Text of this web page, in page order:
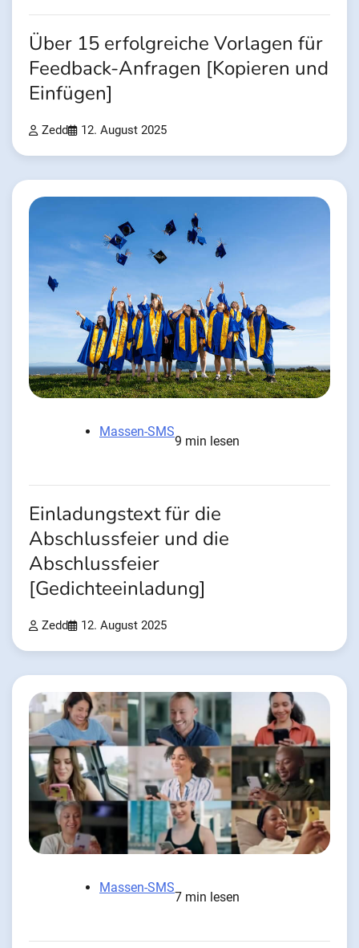
Über 15 erfolgreiche Vorlagen für
Feedback-Anfragen [Kopieren und
Einfügen]
Zedd 12. August 2025
Massen-SMS
9 min lesen
Einladungstext für die
Abschlussfeier und die
Abschlussfeier
[Gedichteeinladung]
Zedd 12. August 2025
Massen-SMS
7 min lesen